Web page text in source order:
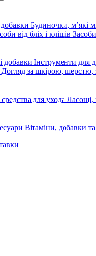
добавки Будиночки, м’які
від бліх і кліщів Засоби
добавки Інструменти для
Догляд за шкірою, шерстю,
для ухода Ласощі,
Вітаміни, добавки